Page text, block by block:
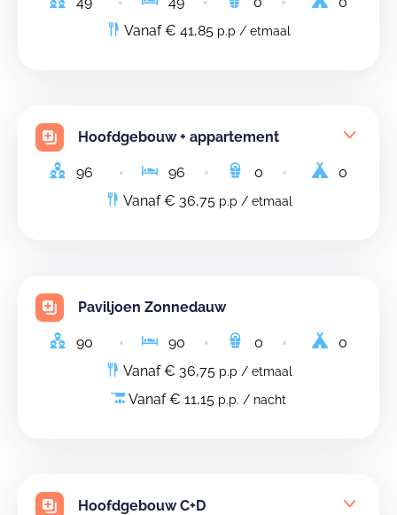
Vanaf € 41,85 p.p / etmaal
Hoofdgebouw + appartement
96 96 0
0
Vanaf € 36,75 p.p / etmaal
Paviljoen Zonnedauw
90 90 0
0
Vanaf € 36,75 p.p / etmaal
Vanaf € 11,15 p.p. / nacht
Hoofdgebouw C+D